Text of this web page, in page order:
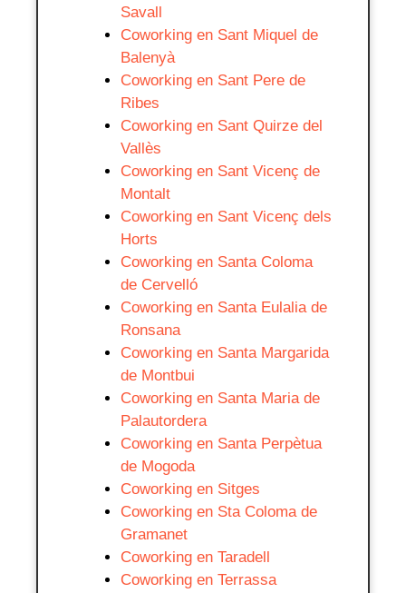
Savall
Coworking en Sant Miquel de
Balenyà
Coworking en Sant Pere de
Ribes
Coworking en Sant Quirze del
Vallès
Coworking en Sant Vicenç de
Montalt
Coworking en Sant Vicenç dels
Horts
Coworking en Santa Coloma
de Cervelló
Coworking en Santa Eulalia de
Ronsana
Coworking en Santa Margarida
de Montbui
Coworking en Santa Maria de
Palautordera
Coworking en Santa Perpètua
de Mogoda
Coworking en Sitges
Coworking en Sta Coloma de
Gramanet
Coworking en Taradell
Coworking en Terrassa